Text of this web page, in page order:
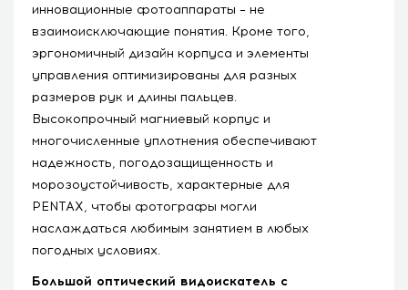
инновационные фотоаппараты – не
взаимоисключающие понятия. Кроме того,
эргономичный дизайн корпуса и элементы
управления оптимизированы для разных
размеров рук и длины пальцев.
Высокопрочный магниевый корпус и
многочисленные уплотнения обеспечивают
надежность, погодозащищенность и
морозоустойчивость, характерные для
PENTAX, чтобы фотографы могли
наслаждаться любимым занятием в любых
погодных условиях.
Большой оптический видоискатель с